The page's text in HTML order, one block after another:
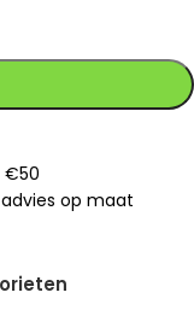
€50
op maat